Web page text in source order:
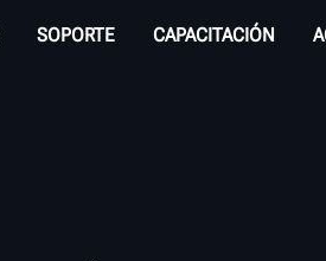
SOPORTE CAPACITACIÓN